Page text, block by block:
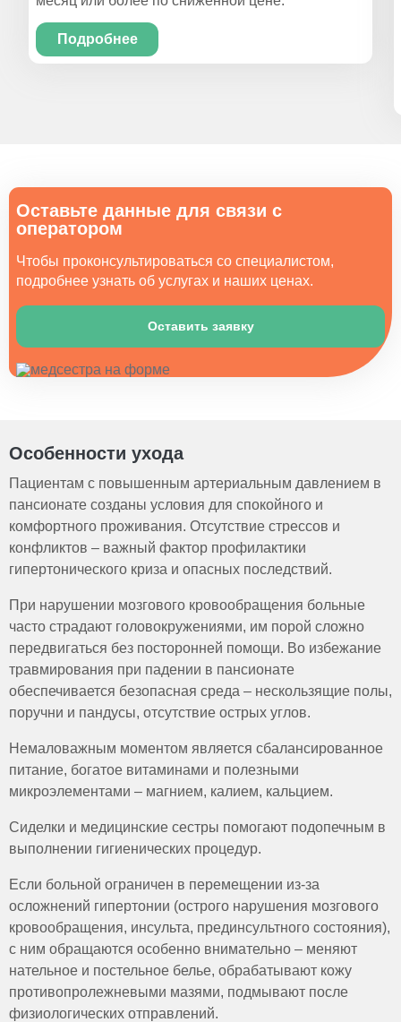
Подробнее
Оставьте данные для связи с
оператором
Чтобы проконсультироваться со специалистом,
подробнее узнать об услугах и наших ценах.
Оставить заявку
Особенности ухода
Пациентам с повышенным артериальным давлением в
пансионате созданы условия для спокойного и
комфортного проживания. Отсутствие стрессов и
конфликтов – важный фактор профилактики
гипертонического криза и опасных последствий.
При нарушении мозгового кровообращения больные
часто страдают головокружениями, им порой сложно
передвигаться без посторонней помощи. Во избежание
травмирования при падении в пансионате
обеспечивается безопасная среда – нескользящие полы,
поручни и пандусы, отсутствие острых углов.
Немаловажным моментом является сбалансированное
питание, богатое витаминами и полезными
микроэлементами – магнием, калием, кальцием.
Сиделки и медицинские сестры помогают подопечным в
выполнении гигиенических процедур.
Если больной ограничен в перемещении из-за
осложнений гипертонии (острого нарушения мозгового
кровообращения, инсульта, прединсультного состояния),
с ним обращаются особенно внимательно – меняют
нательное и постельное белье, обрабатывают кожу
противопролежневыми мазями, подмывают после
физиологических отправлений.